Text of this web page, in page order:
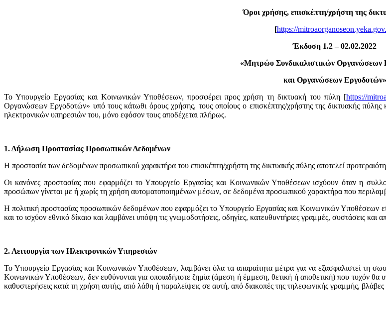
Όροι χρήσης, επισκέπτη/χρήστη της
[https://
Έκδοση 1.2 – 02.02.2022
«Μητρώο Συνδικαλιστικών Οργανώσεων
και Οργανώσεων Εργοδοτών»
Το Υπουργείο Εργασίας και Κοινωνικών Υποθέσεων, προσφέρει προς χρήση τη δικτυακή του πύλη [https://
Οργανώσεων Εργοδοτών» υπό τους κάτωθι όρους χρήσης, τους οποίους ο επισκέπτης/χρήστης της δικτυακής
ηλεκτρονικών υπηρεσιών του, μόνο εφόσον τους αποδέχεται πλήρως.
1. Δήλωση Προστασίας Προσωπικών Δεδομένων
H προστασία των δεδομένων προσωπικού χαρακτήρα του επισκέπτη/χρήστη της δικτυακής πύλης αποτελεί
Οι κανόνες προστασίας που εφαρμόζει το Υπουργείο Εργασίας και Κοινωνικών Υποθέσεων ισχύουν όταν η
προσώπων γίνεται με ή χωρίς τη χρήση αυτοματοποιημένων μέσων, σε δεδομένα προσωπικού χαρακτήρα που
Η πολιτική προστασίας προσωπικών δεδομένων που εφαρμόζει το Υπουργείο Εργασίας και Κοινωνικών
και το ισχύον εθνικό δίκαιο και λαμβάνει υπόψη τις γνωμοδοτήσεις, οδηγίες, κατευθυντήριες γραμμές, συστάσεις
2. Λειτουργία των Ηλεκτρονικών Υπηρεσιών
Το Υπουργείο Εργασίας και Κοινωνικών Υποθέσεων, λαμβάνει όλα τα απαραίτητα μέτρα για να εξασφαλιστεί τη
Κοινωνικών Υποθέσεων, δεν ευθύνονται για οποιαδήποτε ζημία (άμεση ή έμμεση, θετική ή αποθετική) που τυχόν
καθυστερήσεις κατά τη χρήση αυτής, από λάθη ή παραλείψεις σε αυτή, από διακοπές της τηλεφωνικής γραμμής,